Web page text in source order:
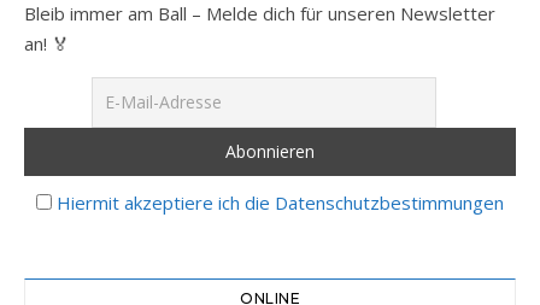
Bleib immer am Ball – Melde dich für unseren Newsletter
an! 🏅
Hiermit akzeptiere ich die Datenschutzbestimmungen
ONLINE